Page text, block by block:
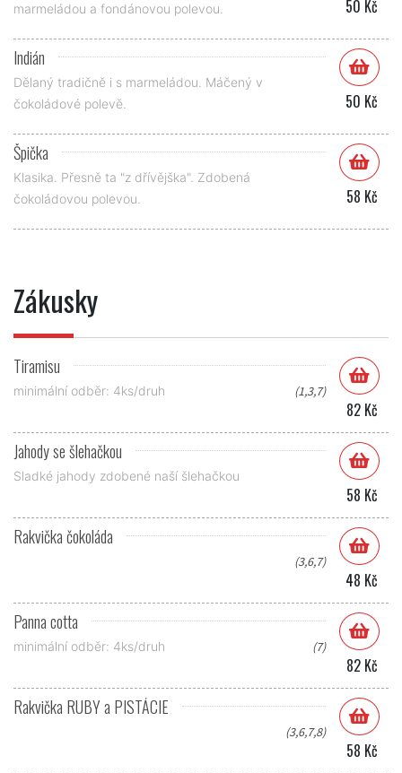
marmeládou a fondánovou polevou. 50 Kč
Indián
Dělaný tradičně i s marmeládou. Máčený v
čokoládové polevě.
50 Kč
Špička
Klasika. Přesně ta "z dřívějška". Zdobená
čokoládovou polevou.
58 Kč
Zákusky
Tiramisu
minimální odběr: 4ks/druh (1,3,7)
82 Kč
Jahody se šlehačkou
Sladké jahody zdobené naší šlehačkou
58 Kč
Rakvička čokoláda
(3,6,7)
48 Kč
Panna cotta
minimální odběr: 4ks/druh (7)
82 Kč
Rakvička RUBY a PISTÁCIE
(3,6,7,8)
58 Kč